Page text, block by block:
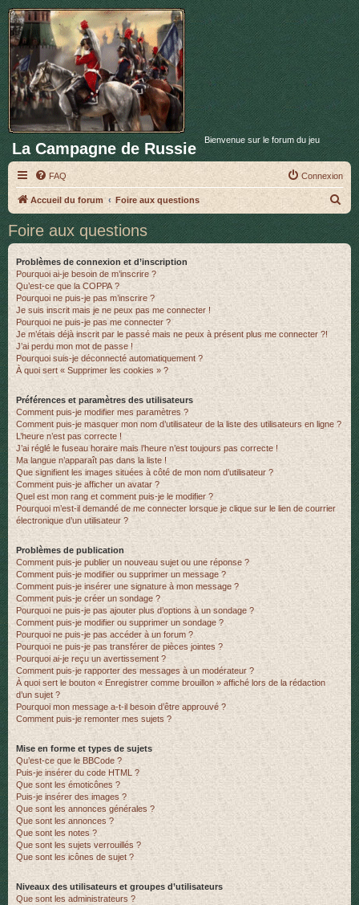
La Campagne de Russie Bienvenue sur le forum du jeu
FAQ Connexion
Accueil du forum Foire aux questions
e
c
h
r
c
h
e
Foire aux questions
Problèmes de connexion et d’inscription
Pourquoi ai-je besoin de m’inscrire ?
Qu’est-ce que la COPPA ?
Pourquoi ne puis-je pas m’inscrire ?
Je suis inscrit mais je ne peux pas me connecter !
Pourquoi ne puis-je pas me connecter ?
Je m’étais déjà inscrit par le passé mais ne peux à présent plus me connecter ?!
J’ai perdu mon mot de passe !
Pourquoi suis-je déconnecté automatiquement ?
À quoi sert « Supprimer les cookies » ?
Préférences et paramètres des utilisateurs
Comment puis-je modifier mes paramètres ?
Comment puis-je masquer mon nom d’utilisateur de la liste des utilisateurs en ligne ?
L’heure n’est pas correcte !
J’ai réglé le fuseau horaire mais l’heure n’est toujours pas correcte !
Ma langue n’apparaît pas dans la liste !
Que signifient les images situées à côté de mon nom d’utilisateur ?
Comment puis-je afficher un avatar ?
Quel est mon rang et comment puis-je le modifier ?
Pourquoi m’est-il demandé de me connecter lorsque je clique sur le lien de courrier
électronique d’un utilisateur ?
Problèmes de publication
Comment puis-je publier un nouveau sujet ou une réponse ?
Comment puis-je modifier ou supprimer un message ?
Comment puis-je insérer une signature à mon message ?
Comment puis-je créer un sondage ?
Pourquoi ne puis-je pas ajouter plus d’options à un sondage ?
Comment puis-je modifier ou supprimer un sondage ?
Pourquoi ne puis-je pas accéder à un forum ?
Pourquoi ne puis-je pas transférer de pièces jointes ?
Pourquoi ai-je reçu un avertissement ?
Comment puis-je rapporter des messages à un modérateur ?
À quoi sert le bouton « Enregistrer comme brouillon » affiché lors de la rédaction
d’un sujet ?
Pourquoi mon message a-t-il besoin d’être approuvé ?
Comment puis-je remonter mes sujets ?
Mise en forme et types de sujets
Qu’est-ce que le BBCode ?
Puis-je insérer du code HTML ?
Que sont les émoticônes ?
Puis-je insérer des images ?
Que sont les annonces générales ?
Que sont les annonces ?
Que sont les notes ?
Que sont les sujets verrouillés ?
Que sont les icônes de sujet ?
Niveaux des utilisateurs et groupes d’utilisateurs
Que sont les administrateurs ?